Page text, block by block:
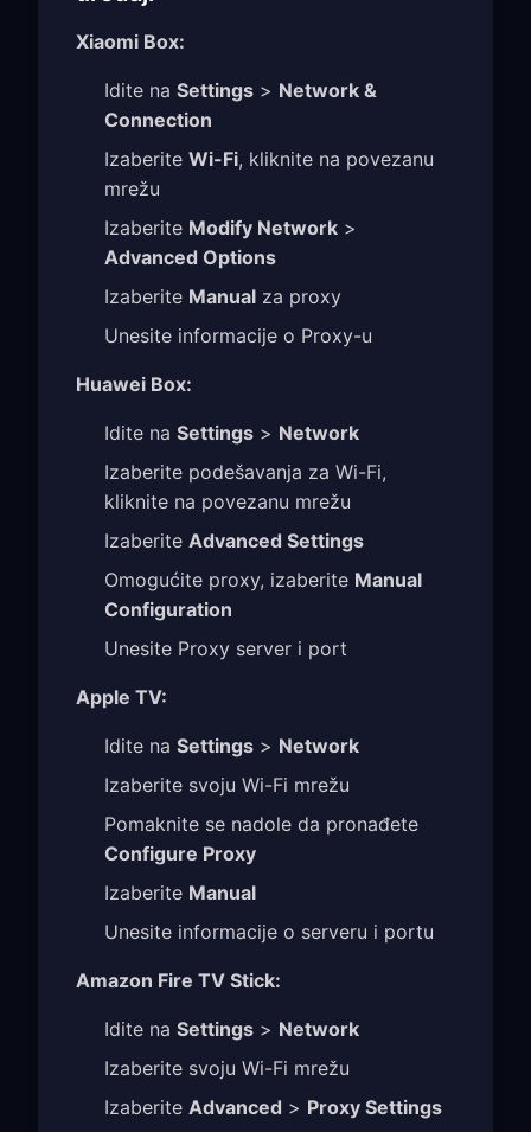
Xiaomi Box:
Idite na Settings > Network &
Connection
Izaberite Wi-Fi, kliknite na povezanu
mrežu
Izaberite Modify Network >
Advanced Options
Izaberite Manual za proxy
Unesite informacije o Proxy-u
Huawei Box:
Idite na Settings > Network
Izaberite podešavanja za Wi-Fi,
kliknite na povezanu mrežu
Izaberite Advanced Settings
Omogućite proxy, izaberite Manual
Configuration
Unesite Proxy server i port
Apple TV:
Idite na Settings > Network
Izaberite svoju Wi-Fi mrežu
Pomaknite se nadole da pronađete
Configure Proxy
Izaberite Manual
Unesite informacije o serveru i portu
Amazon Fire TV Stick:
Idite na Settings > Network
Izaberite svoju Wi-Fi mrežu
Izaberite Advanced > Proxy Settings